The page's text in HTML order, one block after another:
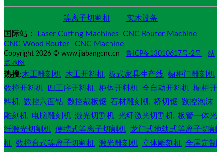
等离子切割机
实木设备
国际站：
Laser Cutting Machines CNC Router Machine
CNC Wood Router
CNC Machine
Copyright 2026 © www.jiabangcnc.cn 鲁ICP备13010617号-2号
站
点地图
热搜:木工雕刻机 木工开料机 板式家具生产线 橱柜门雕刻机
数控开料机
四工序开料机 柜体开料机 全自动开料机 橱柜开
料机 数控六面钻 数控裁板锯 石材雕刻机 桥切锯 数控泡沫
雕刻机 电脑雕刻机 激光切割机 光纤激光切割机 板管一体光
纤激光切割机 便携式等离子切割机 龙门式地轨式等离子切割
机 数控台式等离子切割机 激光雕刻机 立体雕刻机 全屋定制